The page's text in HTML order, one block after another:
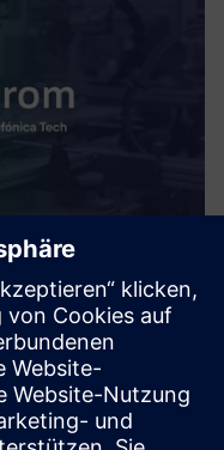
and
Planung und
reduziert
intelligentere